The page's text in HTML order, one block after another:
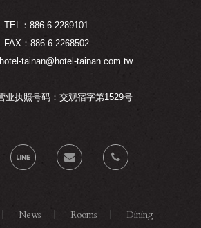
TEL：886-6-2289101
FAX：886-6-2268502
tainan@hotel-tainan.com.tw
业执照号码：交观宿字第1529号
News Rooms
Dining